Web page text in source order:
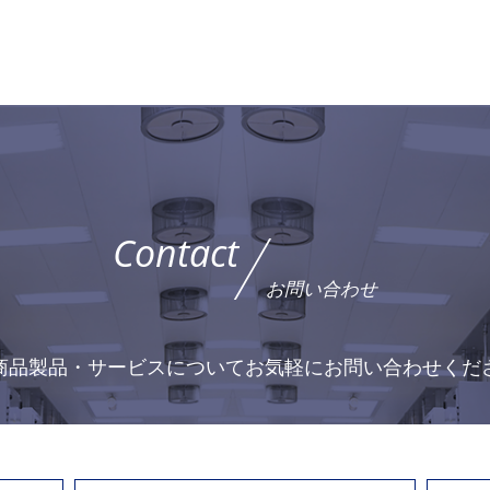
Contact
お問い合わせ
品製品・サービスについてお気軽にお問い合わせくだ